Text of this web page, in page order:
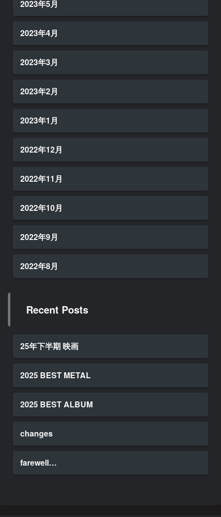
2023年5月
2023年4月
2023年3月
2023年2月
2023年1月
2022年12月
2022年11月
2022年10月
2022年9月
2022年8月
Recent Posts
25年下半期 映画
2025 BEST METAL
2025 BEST ALBUM
changes
farewell…